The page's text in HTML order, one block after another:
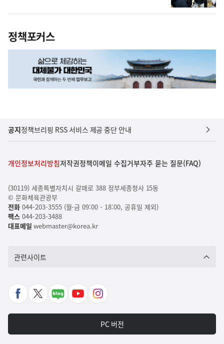
정책포커스
공지정책브리핑 RSS 서비스 제공 중단 안내
개인정보처리방침저작권정책이메일 수집거부자주 묻는 질문(FAQ)
(30119) 세종특별자치시 갈매로 388 정부세종청사 15동
© 문화체육관광부
전화044-203-3555 (월-금 09:00 - 18:00, 공휴일 제외)
팩스044-203-3488
대표메일 webmaster@korea.kr
관련사이트
페
북
X
가
네
포
유
바
인
타
그
PC 버전